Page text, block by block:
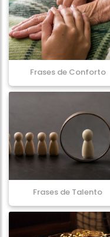
Frases de Conforto
Frases de Talento